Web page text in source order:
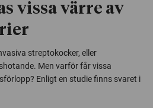
vissa värre av
streptokocker, eller
Men varför får vissa
Enligt en studie finns svaret i